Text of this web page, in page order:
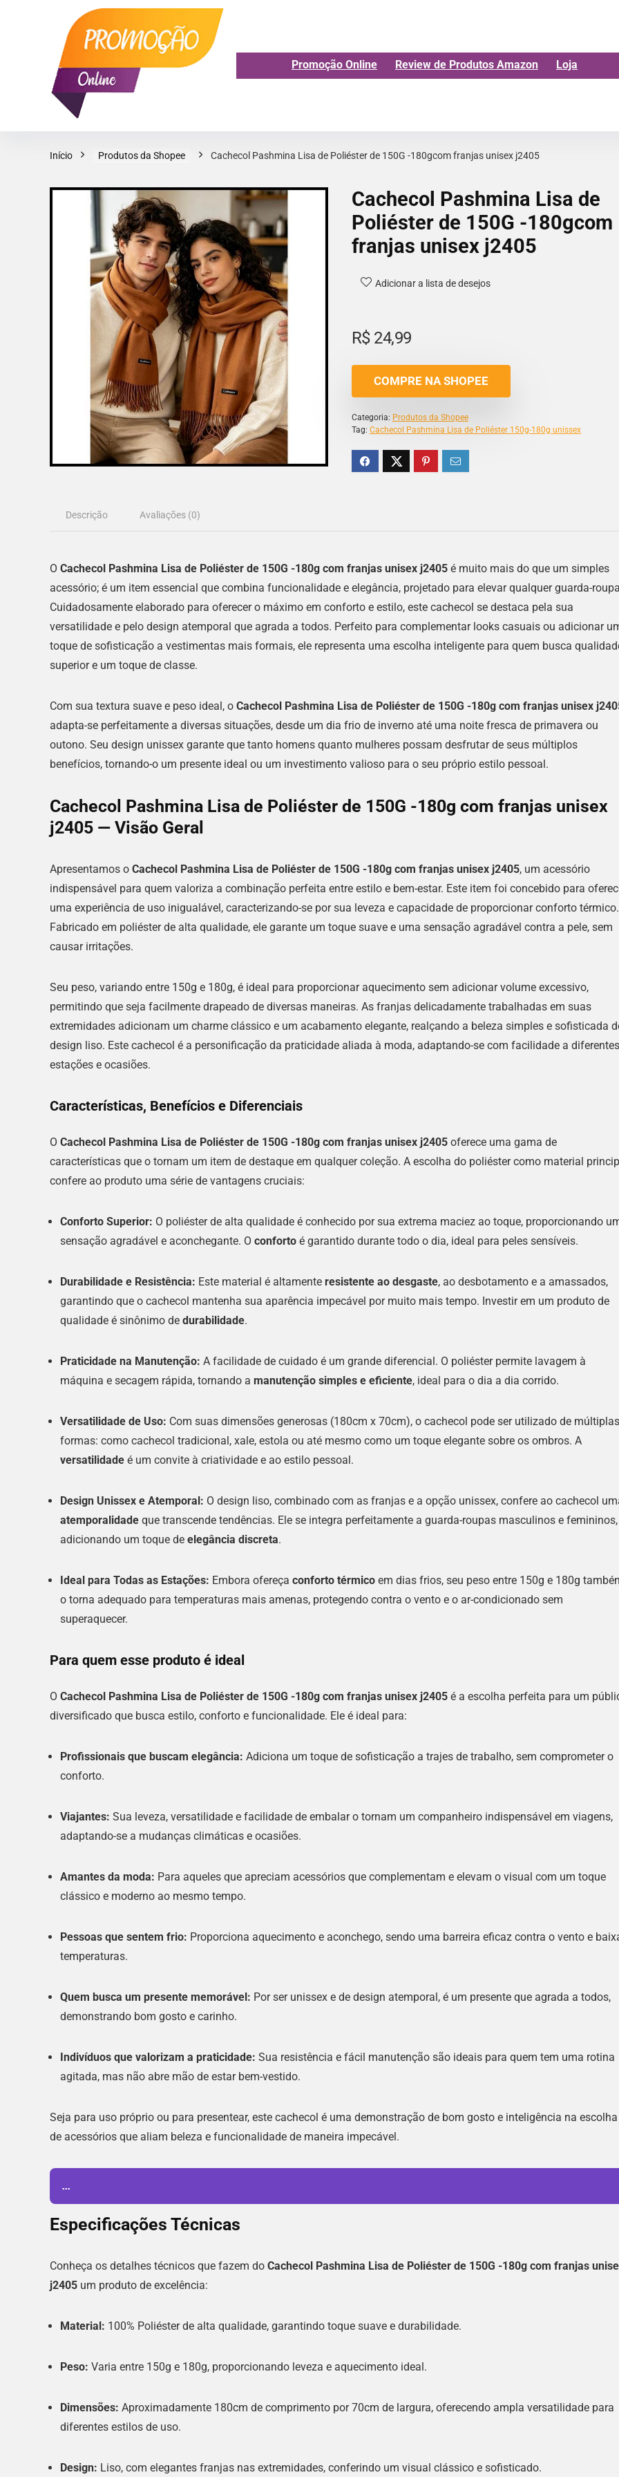
Promoção Online Review de Produtos Amazon Loja
Início Produtos da Shopee Cachecol Pashmina Lisa de Poliéster de 150G -180gcom franjas unisex j2405
Cachecol Pashmina Lisa de
Poliéster de 150G -180gcom
franjas unisex j2405
Adicionar a lista de desejos
R$24,99
COMPRE NA SHOPEE
Categoria: Produtos da Shopee
Tag: Cachecol Pashmina Lisa de Poliéster 150g-180g unissex
Descrição Avaliações (0)
O Cachecol Pashmina Lisa de Poliéster de 150G -180g com franjas unisex j2405 é muito mais do que um simples
acessório; é um item essencial que combina funcionalidade e elegância, projetado para elevar qualquer guarda-
Cuidadosamente elaborado para oferecer o máximo em conforto e estilo, este cachecol se destaca pela sua
versatilidade e pelo design atemporal que agrada a todos. Perfeito para complementar looks casuais ou adicionar
toque de sofisticação a vestimentas mais formais, ele representa uma escolha inteligente para quem busca
superior e um toque de classe.
Com sua textura suave e peso ideal, o Cachecol Pashmina Lisa de Poliéster de 150G -180g com franjas unisex
adapta-se perfeitamente a diversas situações, desde um dia frio de inverno até uma noite fresca de primavera ou
outono. Seu design unissex garante que tanto homens quanto mulheres possam desfrutar de seus múltiplos
benefícios, tornando-o um presente ideal ou um investimento valioso para o seu próprio estilo pessoal.
Cachecol Pashmina Lisa de Poliéster de 150G -180g com franjas unisex
j2405 — Visão Geral
Apresentamos o Cachecol Pashmina Lisa de Poliéster de 150G -180g com franjas unisex j2405, um acessório
indispensável para quem valoriza a combinação perfeita entre estilo e bem-estar. Este item foi concebido para
uma experiência de uso inigualável, caracterizando-se por sua leveza e capacidade de proporcionar conforto térmico.
Fabricado em poliéster de alta qualidade, ele garante um toque suave e uma sensação agradável contra a pele, sem
causar irritações.
Seu peso, variando entre 150g e 180g, é ideal para proporcionar aquecimento sem adicionar volume excessivo,
permitindo que seja facilmente drapeado de diversas maneiras. As franjas delicadamente trabalhadas em suas
extremidades adicionam um charme clássico e um acabamento elegante, realçando a beleza simples e sofisticada
design liso. Este cachecol é a personificação da praticidade aliada à moda, adaptando-se com facilidade a diferentes
estações e ocasiões.
Características, Benefícios e Diferenciais
O Cachecol Pashmina Lisa de Poliéster de 150G -180g com franjas unisex j2405 oferece uma gama de
características que o tornam um item de destaque em qualquer coleção. A escolha do poliéster como material
confere ao produto uma série de vantagens cruciais:
Conforto Superior: O poliéster de alta qualidade é conhecido por sua extrema maciez ao toque, proporcionando
sensação agradável e aconchegante. O conforto é garantido durante todo o dia, ideal para peles sensíveis.
Durabilidade e Resistência: Este material é altamente resistente ao desgaste, ao desbotamento e a amassados,
garantindo que o cachecol mantenha sua aparência impecável por muito mais tempo. Investir em um produto de
qualidade é sinônimo de durabilidade.
Praticidade na Manutenção: A facilidade de cuidado é um grande diferencial. O poliéster permite lavagem à
máquina e secagem rápida, tornando a manutenção simples e eficiente, ideal para o dia a dia corrido.
Versatilidade de Uso: Com suas dimensões generosas (180cm x 70cm), o cachecol pode ser utilizado de múltiplas
formas: como cachecol tradicional, xale, estola ou até mesmo como um toque elegante sobre os ombros. A
versatilidade é um convite à criatividade e ao estilo pessoal.
Design Unissex e Atemporal: O design liso, combinado com as franjas e a opção unissex, confere ao cachecol
atemporalidade que transcende tendências. Ele se integra perfeitamente a guarda-roupas masculinos e femininos,
adicionando um toque de elegância discreta.
Ideal para Todas as Estações: Embora ofereça conforto térmico em dias frios, seu peso entre 150g e 180g
o torna adequado para temperaturas mais amenas, protegendo contra o vento e o ar-condicionado sem
superaquecer.
Para quem esse produto é ideal
O Cachecol Pashmina Lisa de Poliéster de 150G -180g com franjas unisex j2405 é a escolha perfeita para um
diversificado que busca estilo, conforto e funcionalidade. Ele é ideal para:
Profissionais que buscam elegância: Adiciona um toque de sofisticação a trajes de trabalho, sem comprometer o
conforto.
Viajantes: Sua leveza, versatilidade e facilidade de embalar o tornam um companheiro indispensável em viagens,
adaptando-se a mudanças climáticas e ocasiões.
Amantes da moda: Para aqueles que apreciam acessórios que complementam e elevam o visual com um toque
clássico e moderno ao mesmo tempo.
Pessoas que sentem frio: Proporciona aquecimento e aconchego, sendo uma barreira eficaz contra o vento e
temperaturas.
Quem busca um presente memorável: Por ser unissex e de design atemporal, é um presente que agrada a todos,
demonstrando bom gosto e carinho.
Indivíduos que valorizam a praticidade: Sua resistência e fácil manutenção são ideais para quem tem uma rotina
agitada, mas não abre mão de estar bem-vestido.
Seja para uso próprio ou para presentear, este cachecol é uma demonstração de bom gosto e inteligência na escolha
de acessórios que aliam beleza e funcionalidade de maneira impecável.
...
Especificações Técnicas
Conheça os detalhes técnicos que fazem do Cachecol Pashmina Lisa de Poliéster de 150G -180g com franjas
j2405 um produto de excelência:
Material: 100% Poliéster de alta qualidade, garantindo toque suave e durabilidade.
Peso: Varia entre 150g e 180g, proporcionando leveza e aquecimento ideal.
Dimensões: Aproximadamente 180cm de comprimento por 70cm de largura, oferecendo ampla versatilidade para
diferentes estilos de uso.
Design: Liso, com elegantes franjas nas extremidades, conferindo um visual clássico e sofisticado.